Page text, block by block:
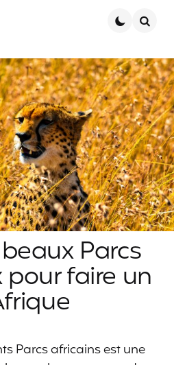
Parcs
faire un
Parcs africains est une